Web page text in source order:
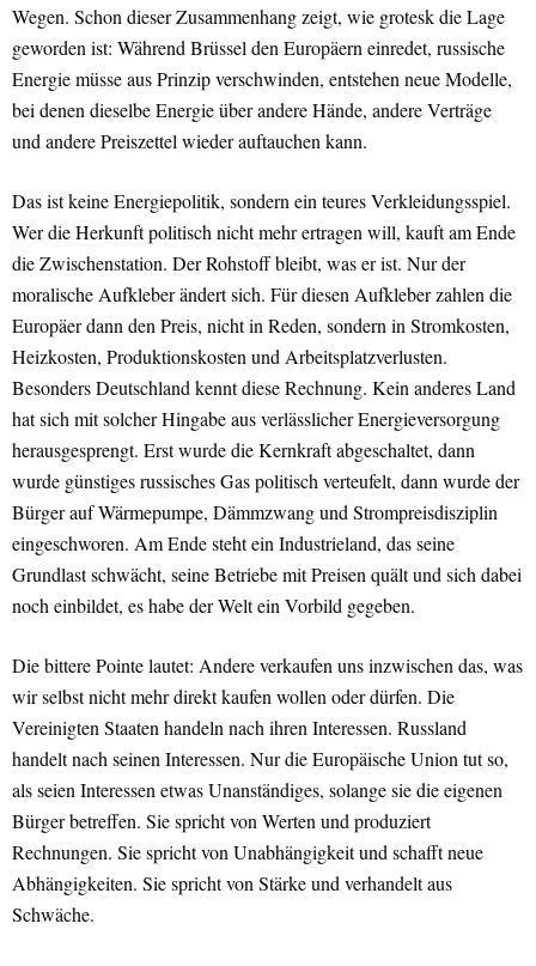
Wegen. Schon dieser Zusammenhang zeigt, wie grotesk die Lage
geworden ist: Während Brüssel den Europäern einredet, russische
Energie müsse aus Prinzip verschwinden, entstehen neue Modelle,
bei denen dieselbe Energie über andere Hände, andere Verträge
und andere Preiszettel wieder auftauchen kann.
Das ist keine Energiepolitik, sondern ein teures Verkleidungsspiel.
Wer die Herkunft politisch nicht mehr ertragen will, kauft am Ende
die Zwischenstation. Der Rohstoff bleibt, was er ist. Nur der
moralische Aufkleber ändert sich. Für diesen Aufkleber zahlen die
Europäer dann den Preis, nicht in Reden, sondern in Stromkosten,
Heizkosten, Produktionskosten und Arbeitsplatzverlusten.
Besonders Deutschland kennt diese Rechnung. Kein anderes Land
hat sich mit solcher Hingabe aus verlässlicher Energieversorgung
herausgesprengt. Erst wurde die Kernkraft abgeschaltet, dann
wurde günstiges russisches Gas politisch verteufelt, dann wurde der
Bürger auf Wärmepumpe, Dämmzwang und Strompreisdisziplin
eingeschworen. Am Ende steht ein Industrieland, das seine
Grundlast schwächt, seine Betriebe mit Preisen quält und sich dabei
noch einbildet, es habe der Welt ein Vorbild gegeben.
Die bittere Pointe lautet: Andere verkaufen uns inzwischen das, was
wir selbst nicht mehr direkt kaufen wollen oder dürfen. Die
Vereinigten Staaten handeln nach ihren Interessen. Russland
handelt nach seinen Interessen. Nur die Europäische Union tut so,
als seien Interessen etwas Unanständiges, solange sie die eigenen
Bürger betreffen. Sie spricht von Werten und produziert
Rechnungen. Sie spricht von Unabhängigkeit und schafft neue
Abhängigkeiten. Sie spricht von Stärke und verhandelt aus
Schwäche.